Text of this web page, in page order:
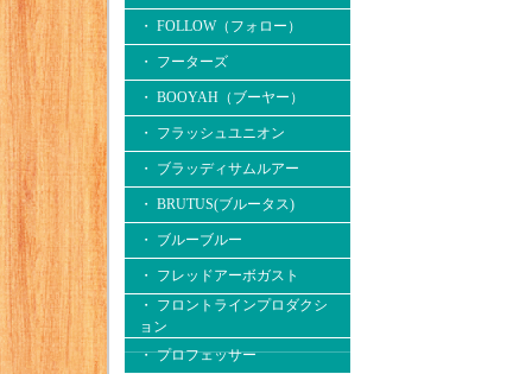
・ FOLLOW（フォロー）
・ フーターズ
・ BOOYAH（ブーヤー）
・ フラッシュユニオン
・ ブラッディサムルアー
・ BRUTUS(ブルータス)
・ ブルーブルー
・ フレッドアーボガスト
・ フロントラインプロダクシ
ョン
・ プロフェッサー